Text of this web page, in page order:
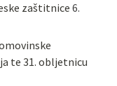
zaštitnice 6.
te 31. obljetnicu